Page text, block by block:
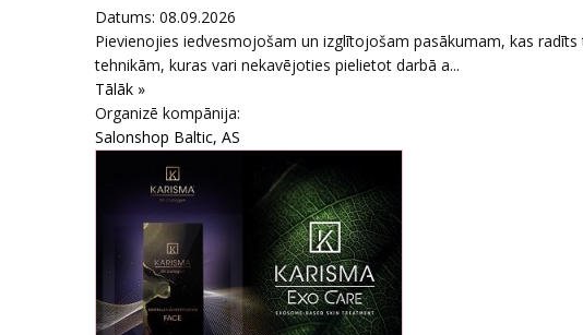
Datums: 08.09.2026
Pievienojies iedvesmojošam un izglītojošam pasākumam, kas
tehnikām, kuras vari nekavējoties pielietot darbā a...
Tālāk »
Organizē kompānija:
Salonshop Baltic, AS